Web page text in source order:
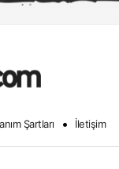
Şartları • İletişim